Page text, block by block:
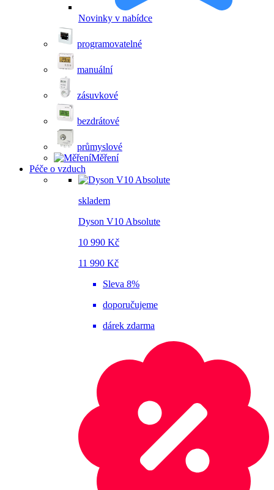
Novinky v nabídce
programovatelné
manuální
zásuvkové
bezdrátové
průmyslové
Měření
Péče o vzduch
skladem
Dyson V10 Absolute
10 990 Kč
11 990 Kč
Sleva 8%
doporučujeme
dárek zdarma